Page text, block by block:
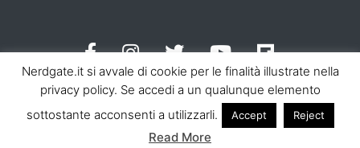
© 2026 NerdGate all right reserved |Privacy Policy
Cookie Law
Nerdgate.it si avvale di cookie per le finalità illustrate nella
privacy policy. Se accedi a un qualunque elemento
sottostante acconsenti a utilizzarli.
Accept Reject
Read More